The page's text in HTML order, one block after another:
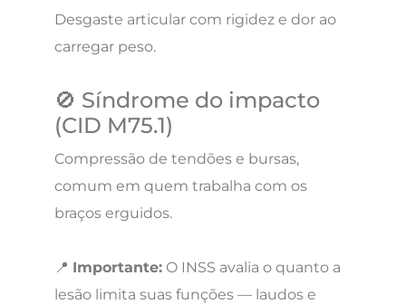
Desgaste articular com rigidez e dor ao
carregar peso.
🚫 Síndrome do impacto
(CID M75.1)
Compressão de tendões e bursas,
comum em quem trabalha com os
braços erguidos.
📍 Importante: O INSS avalia o quanto a
lesão limita suas funções — laudos e